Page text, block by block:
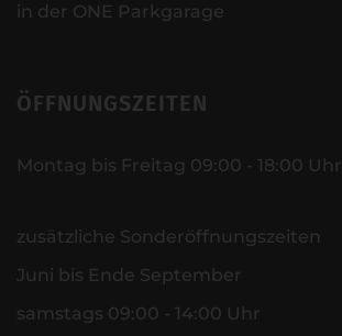
in der ONE Parkgarage
ÖFFNUNGSZEITEN
Montag bis Freitag 09:00 - 18:00 Uhr
zusätzliche Sonderöffnungszeiten
Juni bis Ende September
samstags 09:00 - 14:00 Uhr